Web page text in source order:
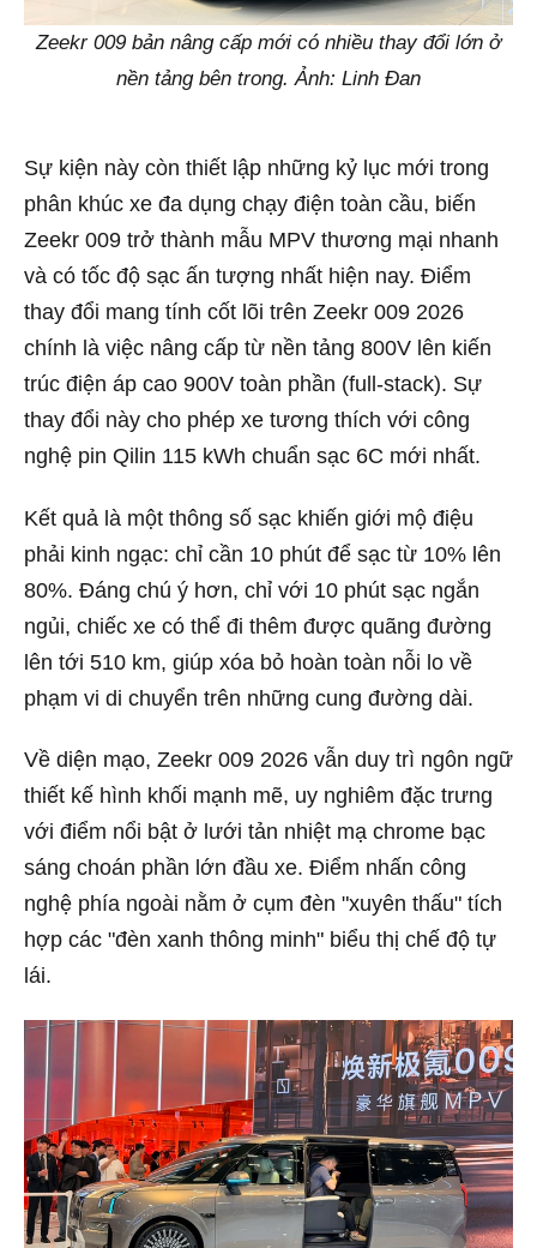
Zeekr 009 bản nâng cấp mới có nhiều thay đổi lớn ở
nền tảng bên trong. Ảnh: Linh Đan
Sự kiện này còn thiết lập những kỷ lục mới trong
phân khúc xe đa dụng chạy điện toàn cầu, biến
Zeekr 009 trở thành mẫu MPV thương mại nhanh
và có tốc độ sạc ấn tượng nhất hiện nay. Điểm
thay đổi mang tính cốt lõi trên Zeekr 009 2026
chính là việc nâng cấp từ nền tảng 800V lên kiến
trúc điện áp cao 900V toàn phần (full-stack). Sự
thay đổi này cho phép xe tương thích với công
nghệ pin Qilin 115 kWh chuẩn sạc 6C mới nhất.
Kết quả là một thông số sạc khiến giới mộ điệu
phải kinh ngạc: chỉ cần 10 phút để sạc từ 10% lên
80%. Đáng chú ý hơn, chỉ với 10 phút sạc ngắn
ngủi, chiếc xe có thể đi thêm được quãng đường
lên tới 510 km, giúp xóa bỏ hoàn toàn nỗi lo về
phạm vi di chuyển trên những cung đường dài.
Về diện mạo, Zeekr 009 2026 vẫn duy trì ngôn ngữ
thiết kế hình khối mạnh mẽ, uy nghiêm đặc trưng
với điểm nổi bật ở lưới tản nhiệt mạ chrome bạc
sáng choán phần lớn đầu xe. Điểm nhấn công
nghệ phía ngoài nằm ở cụm đèn "xuyên thấu" tích
hợp các "đèn xanh thông minh" biểu thị chế độ tự
lái.